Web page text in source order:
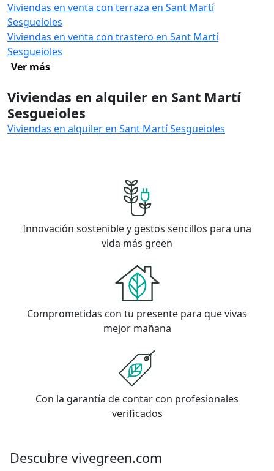
Viviendas en venta con terraza en Sant Martí
Sesgueioles
Viviendas en venta con trastero en Sant Martí
Sesgueioles
Ver más
Viviendas en alquiler en Sant Martí
Sesgueioles
Viviendas en alquiler en Sant Martí Sesgueioles
Innovación sostenible y gestos sencillos para una
vida más green
Comprometidas con tu presente para que vivas
mejor mañana
Con la garantía de contar con profesionales
verificados
Descubre vivegreen.com